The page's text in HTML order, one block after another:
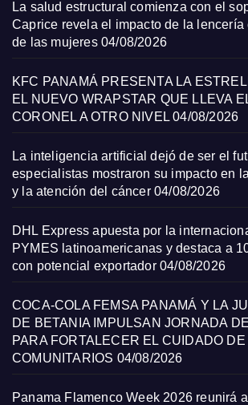
La salud estructural comienza con el
Caprice revela el impacto de la
de las mujeres 04/08/2026
KFC PANAMÁ PRESENTA LA
EL NUEVO WRAPSTAR QUE LLEVA
CORONEL A OTRO NIVEL 04/08/2026
La inteligencia artificial dejó de ser el
especialistas mostraron su impacto en
y la atención del cáncer 04/08/2026
DHL Express apuesta por la
PYMES latinoamericanas y destaca a
con potencial exportador 04/08/2026
COCA-COLA FEMSA PANAMÁ Y LA
DE BETANIA IMPULSAN JORNADA
PARA FORTALECER EL CUIDADO
COMUNITARIOS 04/08/2026
Panama Flamenco Week 2026 reunirá